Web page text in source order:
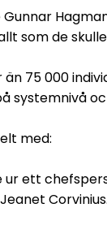
Gunnar
som de
än 75 000
systemnivå
med:
ur ett
Corvinius.